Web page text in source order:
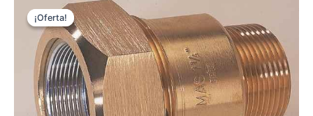
¡Oferta!
¡Oferta!